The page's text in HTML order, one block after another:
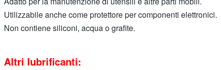
Utilizzabile anche come protettore per componenti elettronici.
Non contiene siliconi, acqua o grafite.
Altri lubrificanti: